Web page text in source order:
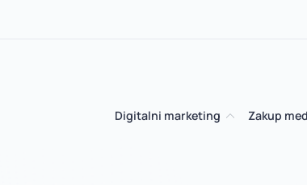
Digitalni marketing Zakup